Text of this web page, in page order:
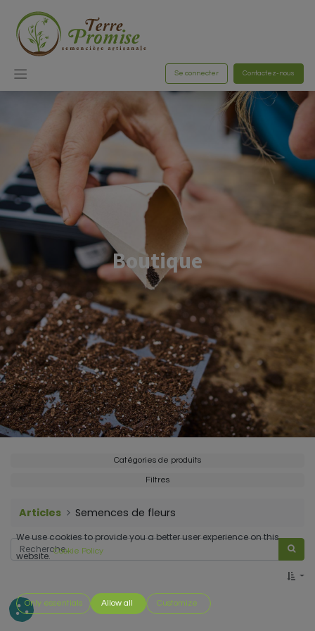
Se connecter Contactez-nous
Boutique
Catégories de produits
Filtres
Articles Semences de fleurs
We use cookies to provide you a better user experience on this
website. Cookie Policy
Only essentials Allow all Customize